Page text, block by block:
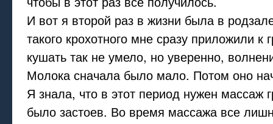
И вот я второй раз в жизни была в
такого крохотного мне сразу приложили
кушать так не умело, но уверенно,
Молока сначала было мало. Потом оно
Я знала, что в этот период нужен массаж
было застоев. Во время массажа все